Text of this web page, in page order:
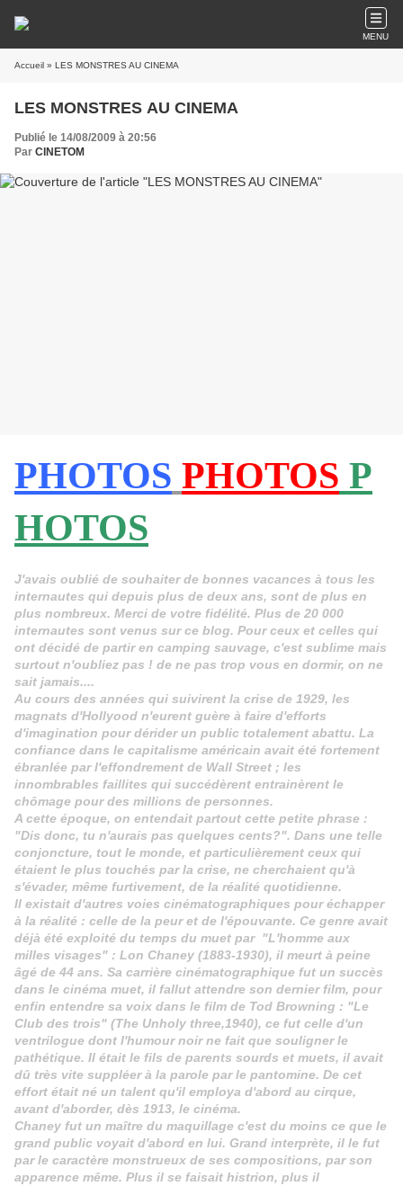
MENU
Accueil » LES MONSTRES AU CINEMA
LES MONSTRES AU CINEMA
Publié le 14/08/2009 à 20:56
Par CINETOM
PHOTOS PHOTOS P
HOTOS
J'avais oublié de souhaiter de bonnes vacances à tous les
internautes qui depuis plus de deux ans, sont de plus en
plus nombreux. Merci de votre fidélité. Plus de 20 000
internautes sont venus sur ce blog. Pour ceux et celles qui
ont décidé de partir en camping sauvage, c'est sublime mais
surtout n'oubliez pas ! de ne pas trop vous en dormir, on ne
sait jamais....
Au cours des années qui suivirent la crise de 1929, les
magnats d'Hollyood n'eurent guère à faire d'efforts
d'imagination pour dérider un public totalement abattu. La
confiance dans le capitalisme américain avait été fortement
ébranlée par l'effondrement de Wall Street ; les
innombrables faillites qui succédèrent entrainèrent le
chômage pour des millions de personnes.
A cette époque, on entendait partout cette petite phrase :
"Dis donc, tu n'aurais pas quelques cents?". Dans une telle
conjoncture, tout le monde, et particulièrement ceux qui
étaient le plus touchés par la crise, ne cherchaient qu'à
s'évader, même furtivement, de la réalité quotidienne.
Il existait d'autres voies cinématographiques pour échapper
à la réalité : celle de la peur et de l'épouvante. Ce genre avait
déjà été exploité du temps du muet par "L'homme aux
milles visages" : Lon Chaney (1883-1930), il meurt à peine
âgé de 44 ans. Sa carrière cinématographique fut un succès
dans le cinéma muet, il fallut attendre son dernier film, pour
enfin entendre sa voix dans le film de Tod Browning : "Le
Club des trois" (The Unholy three,1940), ce fut celle d'un
ventrilogue dont l'humour noir ne fait que souligner le
pathétique. Il était le fils de parents sourds et muets, il avait
dû très vite suppléer à la parole par le pantomine. De cet
effort était né un talent qu'il employa d'abord au cirque,
avant d'aborder, dès 1913, le cinéma.
Chaney fut un maître du maquillage c'est du moins ce que le
grand public voyait d'abord en lui. Grand interprète, il le fut
par le caractère monstrueux de ses compositions, par son
apparence même. Plus il se faisait histrion, plus il